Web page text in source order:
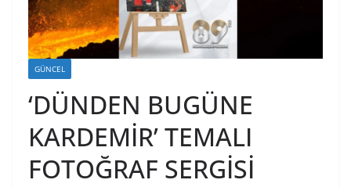
GÜNCEL
‘DÜNDEN BUGÜNE
KARDEMİR’ TEMALI
FOTOĞRAF SERGİSİ